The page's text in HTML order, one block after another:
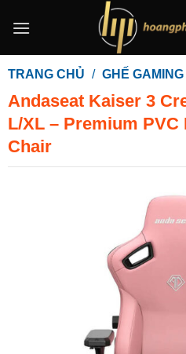
qua
dung
TRANG CHỦ / GHẾ GAMING
Andaseat Kaiser 3
L/XL – Premium PVC
Chair